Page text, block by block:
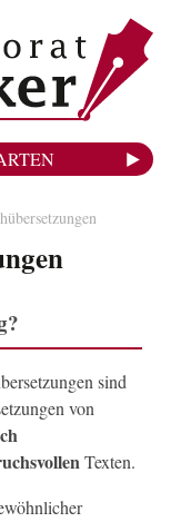
sind
von
Texten.